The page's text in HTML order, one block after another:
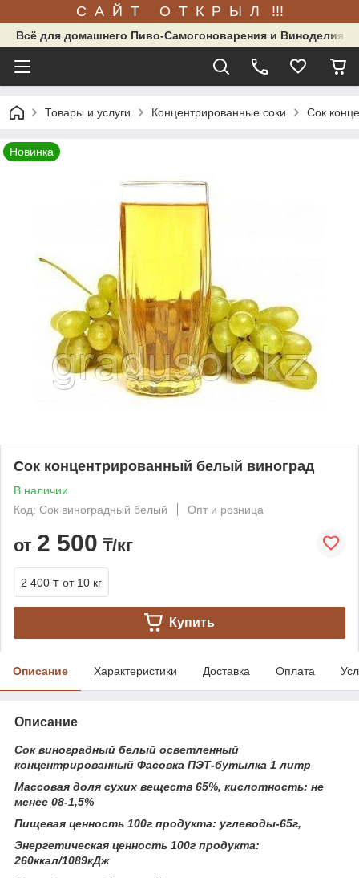
С А Й Т О Т К Р Ы Л !!!
Всё для домашнего Пиво-Самогоноварения и Виноделия.
Товары и услуги Концентрированные соки Сок
Новинка
Сок концентрированный белый виноград
В наличии
Код: Сок виноградный белый
Опт и розница
от 2 500 ₸/кг
2 400 ₸ от 10 кг
Купить
Описание Характеристики Доставка Оплата
Описание
Сок виноградный белый осветленный
концентрированный Фасовка ПЭТ-бутылка 1 литр
Массовая доля сухих веществ 65%, кислотность: не
менее 08-1,5%
Пищевая ценность 100г продукта: углеводы-65г,
Энергетическая ценность 100г продукта:
260ккал/1089кДж